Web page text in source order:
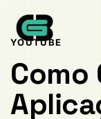
EM:
YOUTUBE
em: